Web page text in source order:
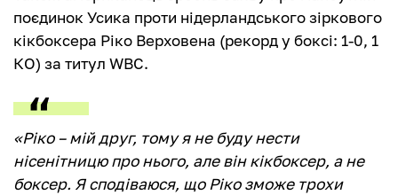
поєдинок Усика проти нідерландського зіркового
кікбоксера Ріко Верховена (рекорд у боксі: 1-0, 1
КО) за титул WBC.
«Ріко – мій друг, тому я не буду нести
нісенітницю про нього, але він кікбоксер, а не
боксер. Я сподіваюся, що Ріко зможе трохи